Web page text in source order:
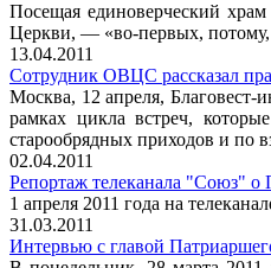
Посещая единоверческий
Церкви, ― «во-первых, потому,
13.04.2011
Сотрудник ОВЦС рассказал
Москва, 12 апреля, Благовест-
рамках цикла встреч,
старообрядных приходов и по
02.04.2011
Репортаж телеканала "Союз" о
1 апреля 2011 года на
31.03.2011
Интервью с главой